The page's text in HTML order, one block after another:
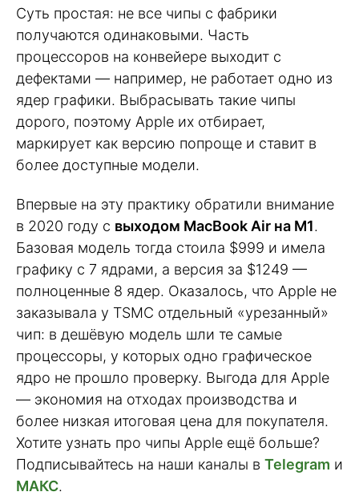
Суть простая: не все чипы с фабрики
получаются одинаковыми. Часть
процессоров на конвейере выходит с
дефектами — например, не работает одно из
ядер графики. Выбрасывать такие чипы
дорого, поэтому Apple их отбирает,
маркирует как версию попроще и ставит в
более доступные модели.
Впервые на эту практику обратили внимание
в 2020 году с выходом MacBook Air на M1.
Базовая модель тогда стоила $999 и имела
графику с 7 ядрами, а версия за $1249 —
полноценные 8 ядер. Оказалось, что Apple не
заказывала у TSMC отдельный «урезанный»
чип: в дешёвую модель шли те самые
процессоры, у которых одно графическое
ядро не прошло проверку. Выгода для Apple
— экономия на отходах производства и
более низкая итоговая цена для покупателя.
Хотите узнать про чипы Apple ещё больше?
Подписывайтесь на наши каналы в Telegram и
МАКС.